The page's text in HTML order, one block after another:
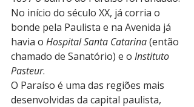
No início do século XX, já corria o
bonde pela Paulista e na Avenida já
havia o Hospital Santa Catarina (então
chamado de Sanatório) e o Instituto
Pasteur.
O Paraíso é uma das regiões mais
desenvolvidas da capital paulista,